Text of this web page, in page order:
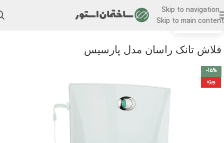
Skip to navigation
Skip to main content
خانه/فلاش تانک
فلاش تانک راسان مدل پارسیس
-15%
ویژه